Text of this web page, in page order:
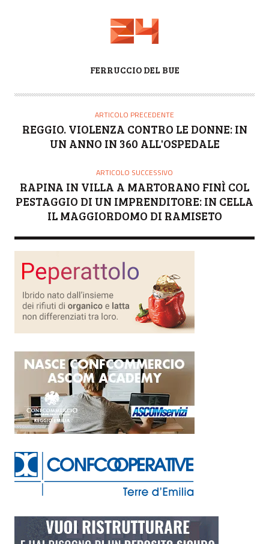
T
FERRUCCIO DEL BUE
ARTICOLO PRECEDENTE
REGGIO. VIOLENZA CONTRO LE DONNE: IN
UN ANNO IN 360 ALL'OSPEDALE
ARTICOLO SUCCESSIVO
RAPINA IN VILLA A MARTORANO FINÌ COL
PESTAGGIO DI UN IMPRENDITORE: IN CELLA
IL MAGGIORDOMO DI RAMISETO